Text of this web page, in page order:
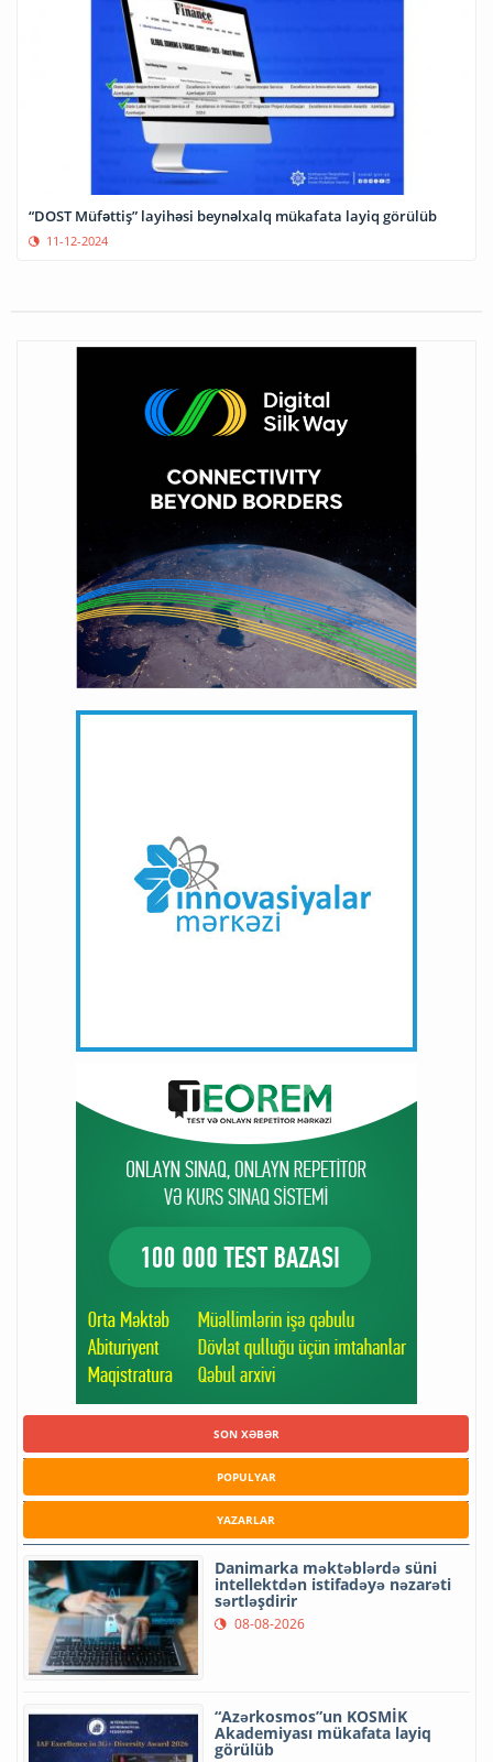
“DOST Müfəttiş” layihəsi beynəlxalq mükafata layiq görülüb
11-12-2024
SON XƏBƏR
POPULYAR
YAZARLAR
Danimarka məktəblərdə süni
intellektdən istifadəyə nəzarəti
sərtləşdirir
08-08-2026
“Azərkosmos”un KOSMİK
Akademiyası mükafata layiq
görülüb